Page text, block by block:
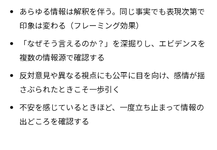
あらゆる情報は解釈を伴う。同じ事実でも表現次第で
印象は変わる（フレーミング効果）
「なぜそう言えるのか？」を深掘りし、エビデンスを
複数の情報源で確認する
反対意見や異なる視点にも公平に目を向け、感情が揺
さぶられたときこそ一歩引く
不安を感じているときほど、一度立ち止まって情報の
出どころを確認する